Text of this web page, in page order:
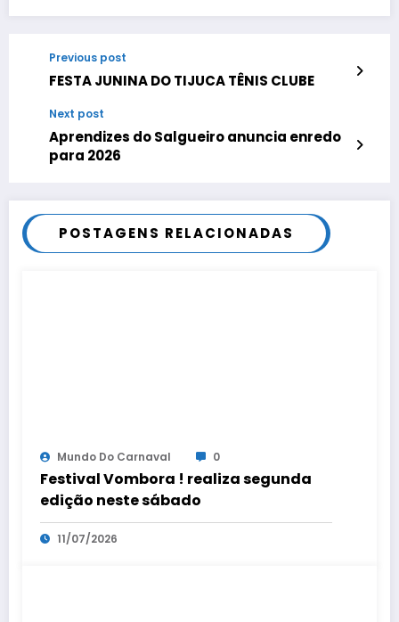
Previous post
FESTA JUNINA DO TIJUCA TÊNIS CLUBE
Next post
Aprendizes do Salgueiro anuncia enredo
para 2026
POSTAGENS RELACIONADAS
Mundo Do Carnaval 0
Festival Vombora ! realiza segunda
edição neste sábado
11/07/2026